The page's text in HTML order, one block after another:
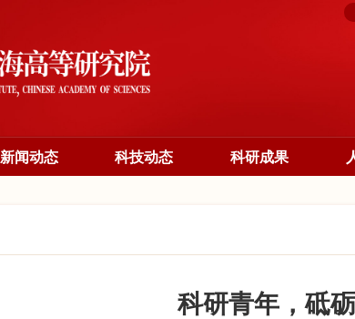
新闻动态 科技动态 科研成果
科研青年，砥